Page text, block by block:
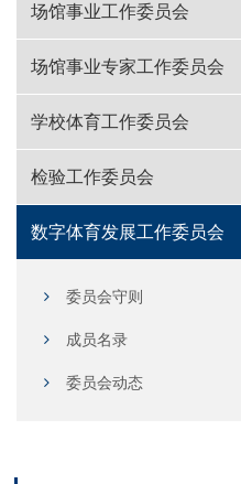
场馆事业工作委员会
场馆事业专家工作委员会
学校体育工作委员会
检验工作委员会
数字体育发展工作委员会
委员会守则
成员名录
委员会动态